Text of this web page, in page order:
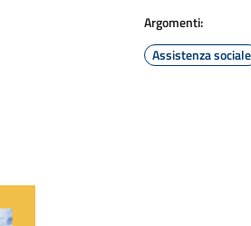
Argomenti:
Assistenza sociale